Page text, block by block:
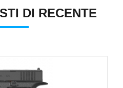
DI RECENTE